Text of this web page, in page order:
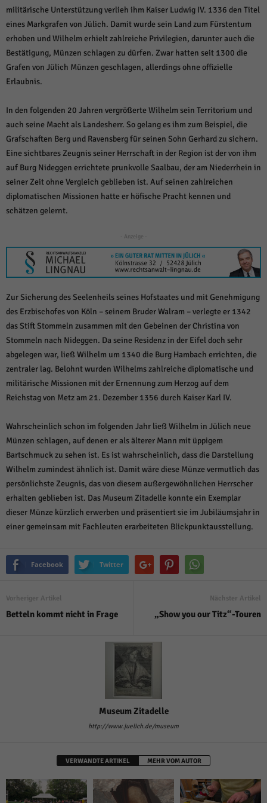
militärische Unterstützung verlieh ihm Kaiser Ludwig IV. 1336 den Titel
eines Markgrafen von Jülich. Damit wurde sein Land zum Fürstentum
erhoben und Wilhelm erhielt zahlreiche Privilegien, darunter auch die
Bestätigung, Münzen schlagen zu dürfen. Zwar hatten seit 1300 die
Grafen von Jülich Münzen geschlagen, allerdings ohne offizielle
Erlaubnis.
In den folgenden 20 Jahren vergrößerte Wilhelm sein Territorium und
auch seine Macht als Landesherr. So gelang es ihm zum Beispiel, die
Grafschaften Berg und Ravensberg für seinen Sohn Gerhard zu sichern.
Eine sichtbares Zeugnis seiner Herrschaft in der Region ist der von ihm
auf Burg Nideggen errichtete prunkvolle Saalbau, der am Niederrhein in
seiner Zeit ohne Vergleich geblieben ist. Auf seinen zahlreichen
diplomatischen Missionen hatte er höfische Pracht kennen und
schätzen gelernt.
- Anzeige -
Zur Sicherung des Seelenheils seines Hofstaates und mit Genehmigung
des Erzbischofes von Köln – seinem Bruder Walram – verlegte er 1342
das Stift Stommeln zusammen mit den Gebeinen der Christina von
Stommeln nach Nideggen. Da seine Residenz in der Eifel doch sehr
abgelegen war, ließ Wilhelm um 1340 die Burg Hambach errichten, die
zentraler lag. Belohnt wurden Wilhelms zahlreiche diplomatische und
militärische Missionen mit der Ernennung zum Herzog auf dem
Reichstag von Metz am 21. Dezember 1356 durch Kaiser Karl IV.
Wahrscheinlich schon im folgenden Jahr ließ Wilhelm in Jülich neue
Münzen schlagen, auf denen er als älterer Mann mit üppigem
Bartschmuck zu sehen ist. Es ist wahrscheinlich, dass die Darstellung
Wilhelm zumindest ähnlich ist. Damit wäre diese Münze vermutlich das
persönlichste Zeugnis, das von diesem außergewöhnlichen Herrscher
erhalten geblieben ist. Das Museum Zitadelle konnte ein Exemplar
dieser Münze kürzlich erwerben und präsentiert sie im Jubiläumsjahr in
einer gemeinsam mit Fachleuten erarbeiteten Blickpunktausstellung.
Facebook Twitter
Vorheriger Artikel
Betteln kommt nicht in Frage
Nächster Artikel
„Show you our Titz“-Touren
Museum Zitadelle
http://www.juelich.de/museum
VERWANDTE ARTIKEL MEHR VOM AUTOR
auswählen.
Alle akzeptieren Speichern und weiter
Datenschutzeinstellungen
Essenziell (1)
einwandfreie Funktion der Website erforderlich.
Cookie-Informationen anzeigen
Statistiken (1)
uns zu verstehen, wie unsere Besucher unsere Website nutzen.
Marketing-Cookies werden von Drittanbietern oder Publishern verwendet,
um personalisierte Werbung anzuzeigen. Sie tun dies, indem sie Besucher
über Websites hinweg verfolgen.
Externe Medien (6)
Inhalte von Videoplattformen und Social-Media-Plattformen werden
standardmäßig blockiert. Wenn Cookies von externen Medien akzeptiert
werden, bedarf der Zugriff auf diese Inhalte keiner manuellen Einwilligung
mehr.
Cookie-Informationen anzeigen
powered by Borlabs Cookie Datenschutzerklärung Impressum